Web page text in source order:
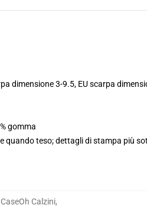
dimensione 3-9.5, EU scarpa
gomma
quando teso; dettagli di stampa più
CaseOh Calzini,